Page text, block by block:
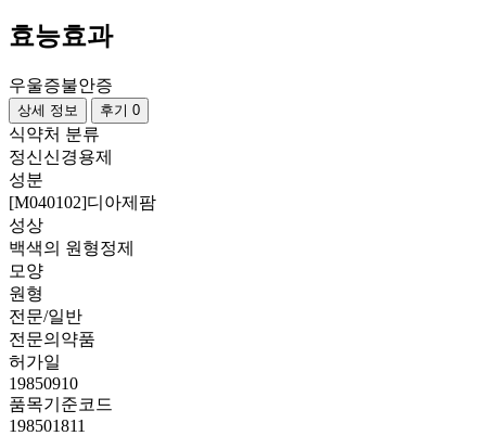
효능효과
우울증불안증
상세 정보 후기 0
식약처 분류
정신신경용제
성분
[M040102]디아제팜
성상
백색의 원형정제
모양
원형
전문/일반
전문의약품
허가일
19850910
품목기준코드
198501811